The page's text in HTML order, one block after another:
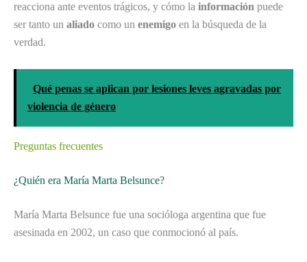
reacciona ante eventos trágicos, y cómo la información puede
ser tanto un aliado como un enemigo en la búsqueda de la
verdad.
Qué penas se aplican por lesiones leves agravadas por
violencia de género
Preguntas frecuentes
¿Quién era María Marta Belsunce?
María Marta Belsunce fue una socióloga argentina que fue
asesinada en 2002, un caso que conmocionó al país.